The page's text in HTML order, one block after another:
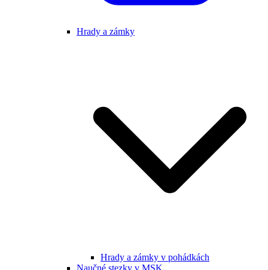
Hrady a zámky
Hrady a zámky v pohádkách
Naučné stezky v MSK